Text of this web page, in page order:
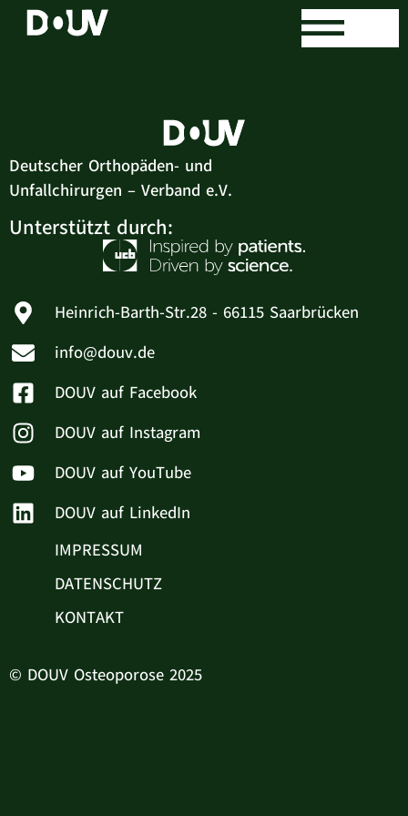
Philipp Effmert
Deutscher Orthopäden- und
Unfallchirurgen – Verband e.V.
Unterstützt durch:
Heinrich-Barth-Str.28 - 66115 Saarbrücken
info@douv.de
DOUV auf Facebook
DOUV auf Instagram
DOUV auf YouTube
DOUV auf LinkedIn
IMPRESSUM
DATENSCHUTZ
KONTAKT
© DOUV Osteoporose 2025